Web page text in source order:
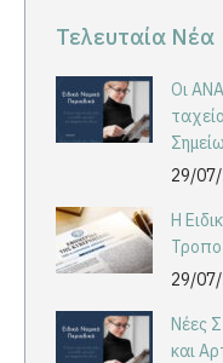
Τελευταία Νέα
Οι
29/
Η
29/
Νέες
και